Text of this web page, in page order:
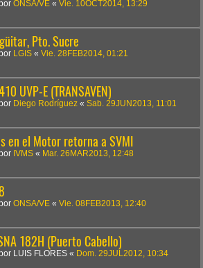
ONSA/VE « Vie. 10OCT2014, 13:29
Pto. Sucre
LGIS « Vie. 28FEB2014, 01:21
UVP-E (TRANSAVEN)
Diego Rodríguez « Sab. 29JUN2013, 11:01
en el Motor retorna a SVMI
IVMS « Mar. 26MAR2013, 12:48
ONSA/VE « Vie. 08FEB2013, 12:40
182H (Puerto Cabello)
LUIS FLORES « Dom. 29JUL2012, 10:34